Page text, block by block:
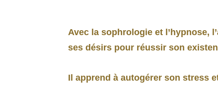
Avec la sophrologie et l’hypnose,
ses désirs pour réussir son
Il apprend à autogérer son stress